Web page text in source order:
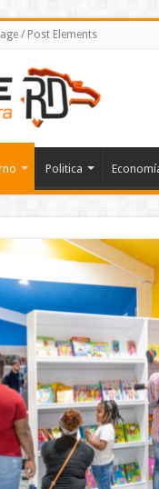
/ Post Elements
Politica